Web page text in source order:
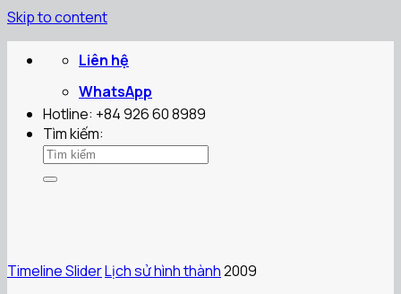
Skip to content
Liên hệ
WhatsApp
Hotline: +84 926 60 8989
Tìm kiếm:
Timeline SliderLịch sử hình thành2009